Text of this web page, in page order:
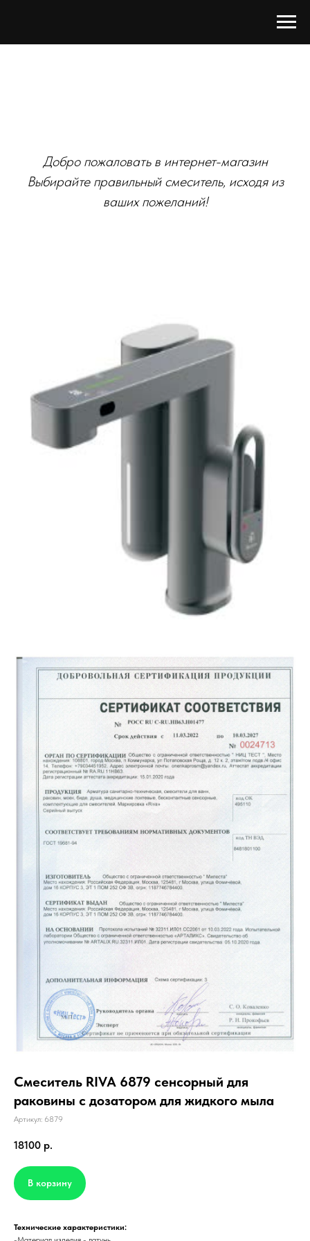
Добро пожаловать в интернет-магазин
Выбирайте правильный смеситель, исходя из
ваших пожеланий!
Смеситель RIVA 6879 сенсорный для
раковины с дозатором для жидкого мыла
Артикул: 6879
18100 р.
В корзину
Технические характеристики: